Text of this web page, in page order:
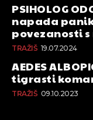
PSIHOLOG
napada
povezanosti
TRAŽIŠ 19.07.2024
AEDES
tigrasti
TRAŽIŠ 09.10.2023